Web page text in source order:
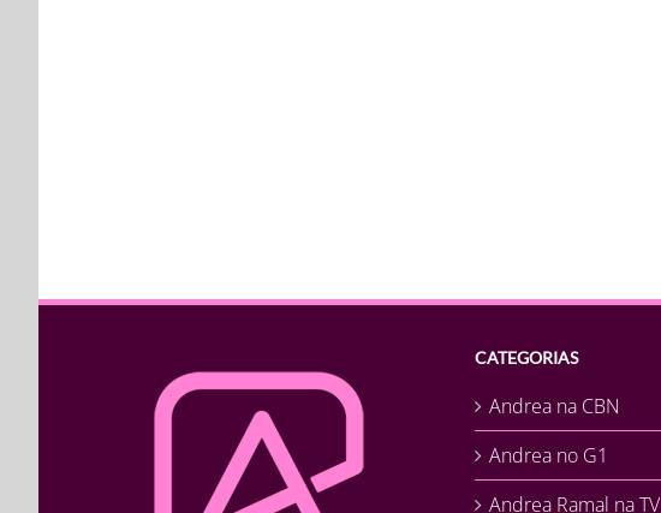
CATEGORIAS
Andrea na CBN
Andrea no G1
Andrea Ramal na TV